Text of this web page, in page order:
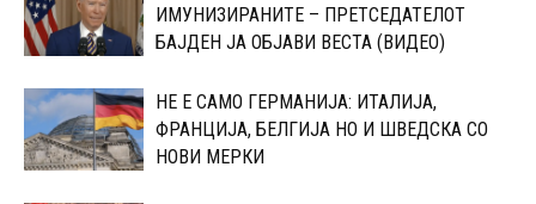
ИМУНИЗИРАНИТЕ – ПРЕТСЕДАТЕЛОТ
БАЈДЕН ЈА ОБЈАВИ ВЕСТА (ВИДЕО)
НЕ Е САМО ГЕРМАНИЈА: ИТАЛИЈА,
ФРАНЦИЈА, БЕЛГИЈА НО И ШВЕДСКА СО
НОВИ МЕРКИ